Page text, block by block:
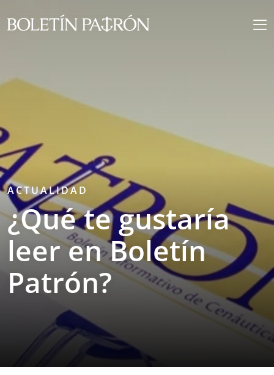
ACTUALIDAD
¿Qué te gustaría
leer en Boletín
Patrón?